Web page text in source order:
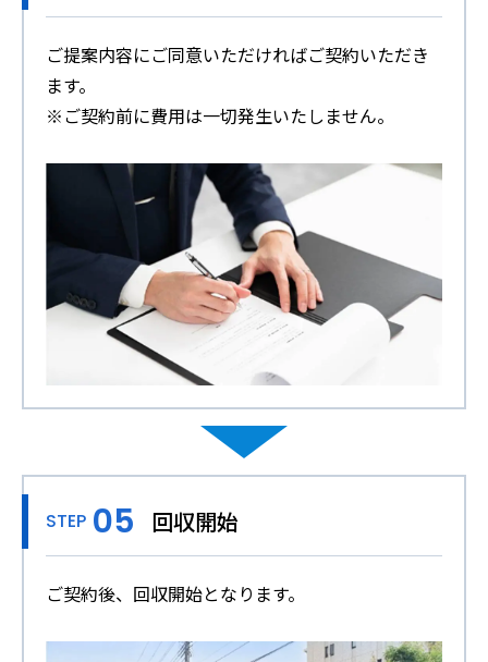
ご提案内容にご同意いただければご契約いただき
ます。
※ご契約前に費用は一切発生いたしません。
STEP 回収開始
ご契約後、回収開始となります。